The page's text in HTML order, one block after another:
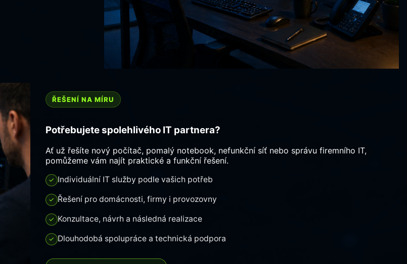
ŘEŠENÍ NA MÍRU
Potřebujete spolehlivého IT partnera?
Ať už řešíte nový počítač, pomalý notebook, nefunkční síť nebo správu firemního IT,
pomůžeme vám najít praktické a funkční řešení.
✓ Individuální IT služby podle vašich potřeb
✓ Řešení pro domácnosti, firmy i provozovny
✓ Konzultace, návrh a následná realizace
✓ Dlouhodobá spolupráce a technická podpora